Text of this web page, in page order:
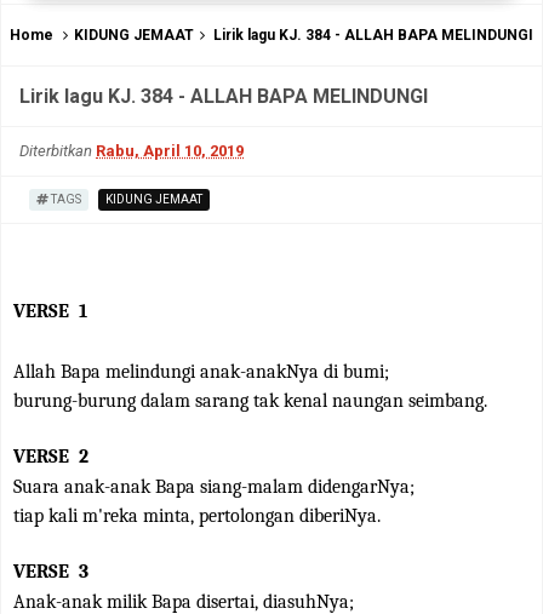
Home KIDUNG JEMAAT Lirik lagu KJ. 384 - ALLAH BAPA MELINDUNGI
Lirik lagu KJ. 384 - ALLAH BAPA MELINDUNGI
Diterbitkan Rabu, April 10, 2019
TAGS KIDUNG JEMAAT
VERSE 1
Allah Bapa melindungi anak-anakNya di bumi;
burung-burung dalam sarang tak kenal naungan seimbang.
VERSE 2
Suara anak-anak Bapa siang-malam didengarNya;
tiap kali m'reka minta, pertolongan diberiNya.
VERSE 3
Anak-anak milik Bapa disertai, diasuhNya;